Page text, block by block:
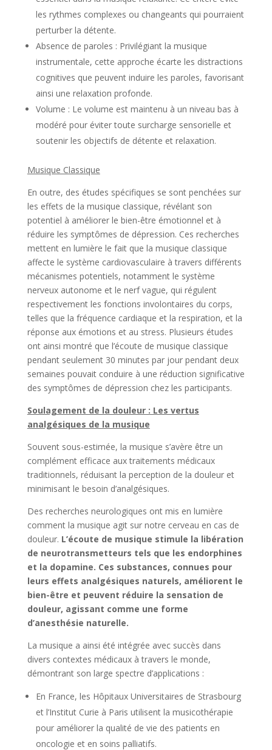
les rythmes complexes ou changeants qui pourraient
perturber la détente.
Absence de paroles : Privilégiant la musique
instrumentale, cette approche écarte les distractions
cognitives que peuvent induire les paroles, favorisant
ainsi une relaxation profonde.
Volume : Le volume est maintenu à un niveau bas à
modéré pour éviter toute surcharge sensorielle et
soutenir les objectifs de détente et relaxation.
Musique Classique
En outre, des études spécifiques se sont penchées sur
les effets de la musique classique, révélant son
potentiel à améliorer le bien-être émotionnel et à
réduire les symptômes de dépression. Ces recherches
mettent en lumière le fait que la musique classique
affecte le système cardiovasculaire à travers différents
mécanismes potentiels, notamment le système
nerveux autonome et le nerf vague, qui régulent
respectivement les fonctions involontaires du corps,
telles que la fréquence cardiaque et la respiration, et la
réponse aux émotions et au stress. Plusieurs études
ont ainsi montré que l’écoute de musique classique
pendant seulement 30 minutes par jour pendant deux
semaines pouvait conduire à une réduction significative
des symptômes de dépression chez les participants.
Soulagement de la douleur : Les vertus
analgésiques de la musique
Souvent sous-estimée, la musique s’avère être un
complément efficace aux traitements médicaux
traditionnels, réduisant la perception de la douleur et
minimisant le besoin d’analgésiques.
Des recherches neurologiques ont mis en lumière
comment la musique agit sur notre cerveau en cas de
douleur. L’écoute de musique stimule la libération
de neurotransmetteurs tels que les endorphines
et la dopamine. Ces substances, connues pour
leurs effets analgésiques naturels, améliorent le
bien-être et peuvent réduire la sensation de
douleur, agissant comme une forme
d’anesthésie naturelle.
La musique a ainsi été intégrée avec succès dans
divers contextes médicaux à travers le monde,
démontrant son large spectre d’applications :
En France, les Hôpitaux Universitaires de Strasbourg
et l’Institut Curie à Paris utilisent la musicothérapie
pour améliorer la qualité de vie des patients en
oncologie et en soins palliatifs.